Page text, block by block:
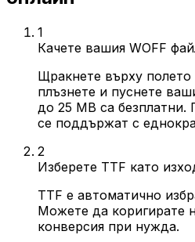
1
Качете вашия WOFF
Щракнете върху полето
плъзнете и пуснете
до 25 MB са
се поддържат с
2
Изберете TTF като
TTF е автоматично
Можете да коригирате
конверсия при нужда.